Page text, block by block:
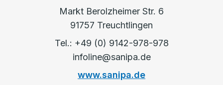
Markt Berolzheimer Str. 6
91757 Treuchtlingen
Tel.: +49 (0) 9142-978-978
infoline@sanipa.de
www.sanipa.de